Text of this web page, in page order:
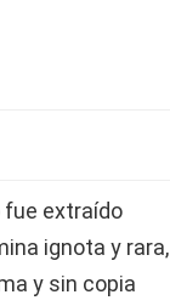
fue extraído
ignota y rara,
y sin copia